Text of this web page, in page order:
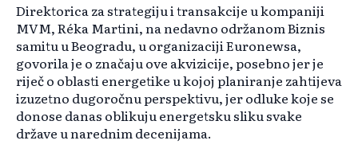
Direktorica za strategiju i transakcije u kompaniji
MVM, Réka Martini, na nedavno održanom Biznis
samitu u Beogradu, u organizaciji Euronewsa,
govorila je o značaju ove akvizicije, posebno jer je
riječ o oblasti energetike u kojoj planiranje zahtijeva
izuzetno dugoročnu perspektivu, jer odluke koje se
donose danas oblikuju energetsku sliku svake
države u narednim decenijama.